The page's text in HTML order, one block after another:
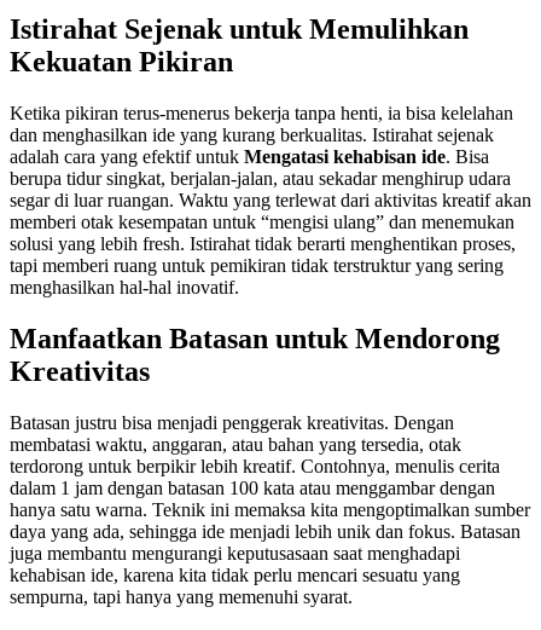
Istirahat Sejenak untuk Memulihkan
Kekuatan Pikiran
Ketika pikiran terus-menerus bekerja tanpa henti, ia bisa kelelahan
dan menghasilkan ide yang kurang berkualitas. Istirahat sejenak
adalah cara yang efektif untuk Mengatasi kehabisan ide. Bisa
berupa tidur singkat, berjalan-jalan, atau sekadar menghirup udara
segar di luar ruangan. Waktu yang terlewat dari aktivitas kreatif akan
memberi otak kesempatan untuk “mengisi ulang” dan menemukan
solusi yang lebih fresh. Istirahat tidak berarti menghentikan proses,
tapi memberi ruang untuk pemikiran tidak terstruktur yang sering
menghasilkan hal-hal inovatif.
Manfaatkan Batasan untuk Mendorong
Kreativitas
Batasan justru bisa menjadi penggerak kreativitas. Dengan
membatasi waktu, anggaran, atau bahan yang tersedia, otak
terdorong untuk berpikir lebih kreatif. Contohnya, menulis cerita
dalam 1 jam dengan batasan 100 kata atau menggambar dengan
hanya satu warna. Teknik ini memaksa kita mengoptimalkan sumber
daya yang ada, sehingga ide menjadi lebih unik dan fokus. Batasan
juga membantu mengurangi keputusasaan saat menghadapi
kehabisan ide, karena kita tidak perlu mencari sesuatu yang
sempurna, tapi hanya yang memenuhi syarat.